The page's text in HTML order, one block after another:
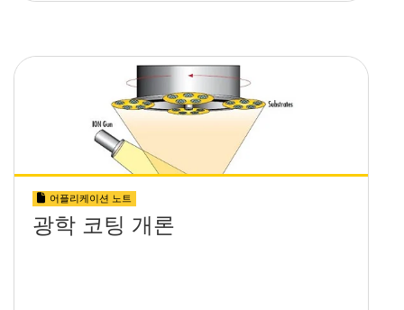
어플리케이션 노트
광학 코팅 개론